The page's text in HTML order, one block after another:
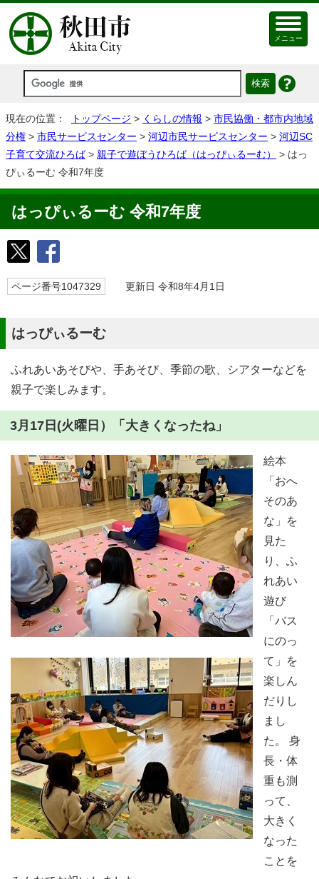
メニュー
現在の位置： トップページ > くらしの情報 > 市民協働・都市内地域
分権 > 市民サービスセンター > 河辺市民サービスセンター > 河辺SC
子育て交流ひろば> 親子で遊ぼうひろば（はっぴぃるーむ）
> はっ
ぴぃるーむ 令和7年度
はっぴぃるーむ 令和7年度
ページ番号1047329 更新日 令和8年4月1日
はっぴぃるーむ
ふれあいあそびや、手あそび、季節の歌、シアターなどを
親子で楽しみます。
3月17日(火曜日）「大きくなったね」
絵本
「おへ
そのあ
な」を
見た
り、ふ
れあい
遊び
「バス
にのっ
て」を
楽しん
だりし
まし
た。 身
長・体
重も測
って、
大きく
なった
ことを